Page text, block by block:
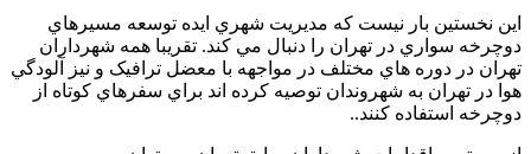
اين نخستين بار نيست که مديريت شهري ايده توسعه مسيرهاي
دوچرخه سواري در تهران را دنبال مي کند. تقريبا همه شهرداران
تهران در دوره هاي مختلف در مواجهه با معضل ترافيک و نيز آلودگي
هوا در تهران به شهروندان توصيه کرده اند براي سفرهاي کوتاه از
دوچرخه استفاده کنند..